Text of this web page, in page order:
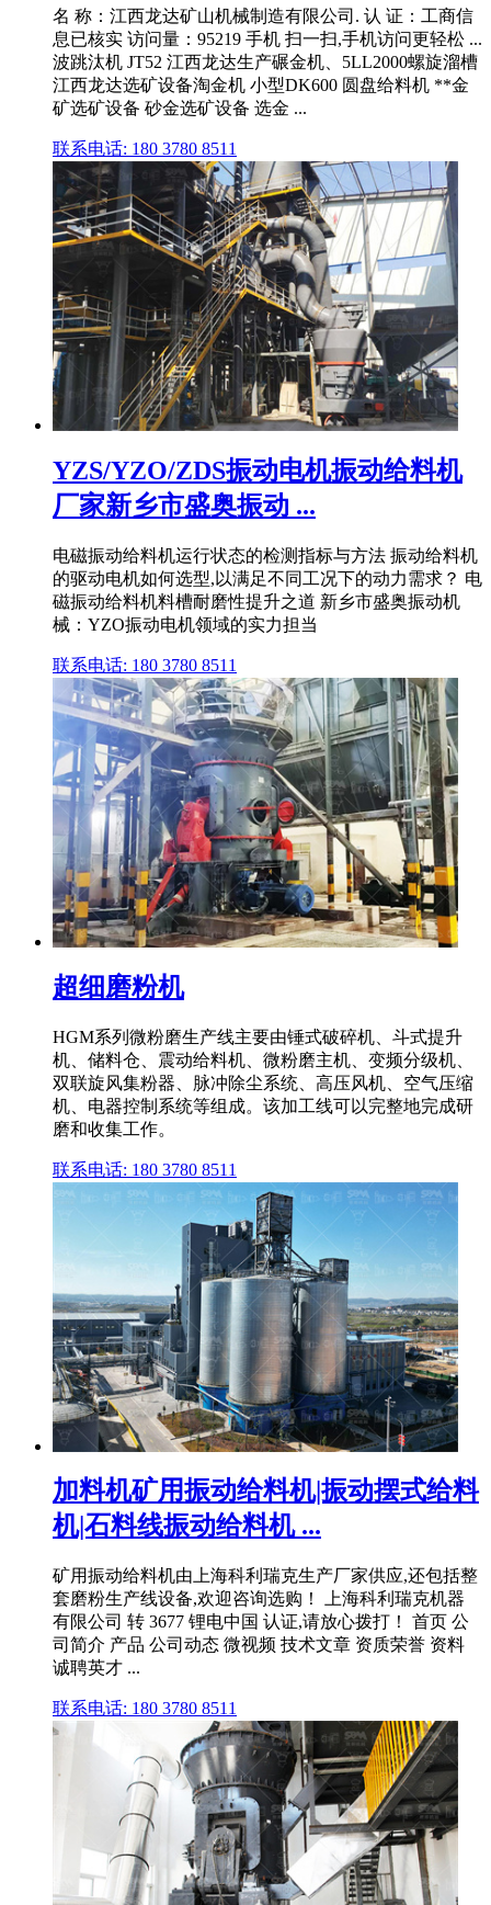
名 称：江西龙达矿山机械制造有限公司. 认 证：工商信
息已核实 访问量：95219 手机 扫一扫,手机访问更轻松 ...
波跳汰机 JT52 江西龙达生产碾金机、5LL2000螺旋溜槽
江西龙达选矿设备淘金机 小型DK600 圆盘给料机 **金
矿选矿设备 砂金选矿设备 选金 ...
联系电话: 180 3780 8511
YZS/YZO/ZDS振动电机振动给料机
厂家新乡市盛奥振动 ...
电磁振动给料机运行状态的检测指标与方法 振动给料机
的驱动电机如何选型,以满足不同工况下的动力需求？ 电
磁振动给料机料槽耐磨性提升之道 新乡市盛奥振动机
械：YZO振动电机领域的实力担当
联系电话: 180 3780 8511
超细磨粉机
HGM系列微粉磨生产线主要由锤式破碎机、斗式提升
机、储料仓、震动给料机、微粉磨主机、变频分级机、
双联旋风集粉器、脉冲除尘系统、高压风机、空气压缩
机、电器控制系统等组成。该加工线可以完整地完成研
磨和收集工作。
联系电话: 180 3780 8511
加料机矿用振动给料机|振动摆式给料
机|石料线振动给料机 ...
矿用振动给料机由上海科利瑞克生产厂家供应,还包括整
套磨粉生产线设备,欢迎咨询选购！ 上海科利瑞克机器
有限公司 转 3677 锂电中国 认证,请放心拨打！ 首页 公
司简介 产品 公司动态 微视频 技术文章 资质荣誉 资料
诚聘英才 ...
联系电话: 180 3780 8511